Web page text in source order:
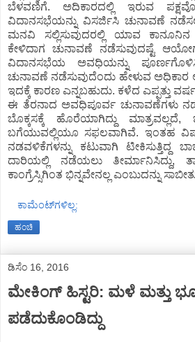
ಬೆಳವಣಿಗೆ. ಅದಿಕಾರದಲ್ಲಿ ಇರುವ
ವಿದಾನಸಭೆಯನ್ನು ವಿಸರ್ಜಿಸಿ ಚುನಾವಣೆ
ಮನವಿ ಸಲ್ಲಿಸುವುದರಲ್ಲಿ ಯಾವ
ಕೇಳಿದಾಗ ಚುನಾವಣೆ ನಡೆಸುವುದಷ್ಟೆ
ವಿದಾನಸಭೆಯ ಅವಧಿಯನ್ನು
ಚುನಾವಣೆ ನಡೆಸುವುದೆಂದು ಹೇಳುವ ಅಧಿಕಾರ
ಇದಕ್ಕೆ ಕಾರಣ ಎನ್ನಬಹುದು. ಕಳೆದ ಎಪ್ಪತ್ತು
ಈ ತೆರನಾದ ಅವಧಿಪೂರ್ವ ಚುನಾವಣೆಗಳು
ಬೊಕ್ಕಸಕ್ಕೆ ಹೊರೆಯಾಗಿದ್ದು
ಬಗೆಯುವಲ್ಲಿಯೂ ಸಫಲವಾಗಿವೆ. ಇಂತಹ
ನಡವಳಿಕೆಗಳನ್ನು ಕಟುವಾಗಿ
ದಾರಿಯಲ್ಲಿ ನಡೆಯಲು ತೀರ್ಮಾನಿಸಿದ್ದು,
ಕಾಂಗ್ರೆಸ್ಸಿಗಿಂತ ಭಿನ್ನವೇನಲ್ಲ ಎಂಬುದನ್ನು
ಕಾಮೆಂಟ್‌ಗಳಿಲ್ಲ:
ಹಂಚಿ
ಡಿಸೆಂ 16, 2016
ಮೇಕಿಂಗ್ ಹಿಸ್ಟರಿ: ಮಳೆ ಮತ್ತು
ಪಡೆದುಕೊಂಡಿದ್ದು